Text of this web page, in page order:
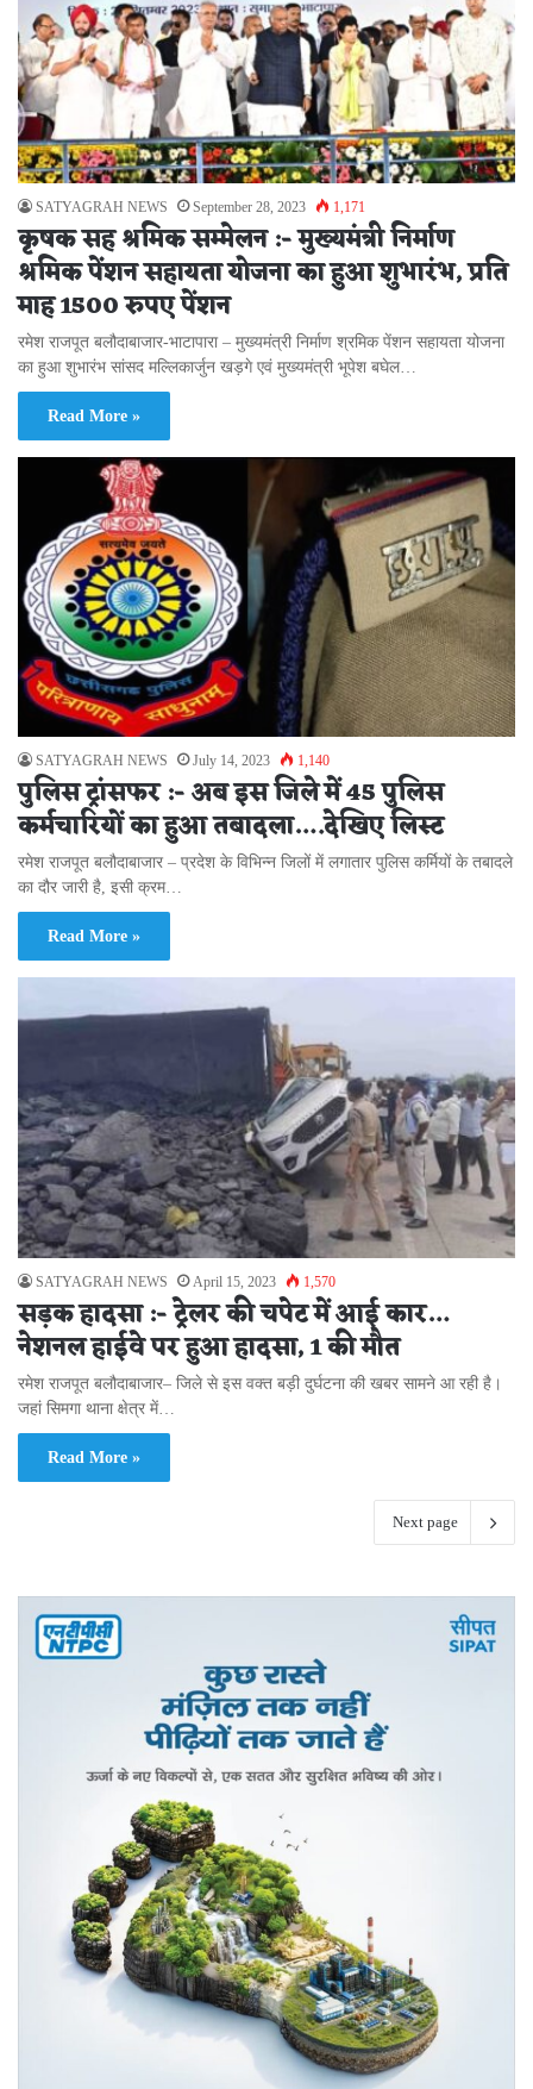
SATYAGRAH NEWS September 28, 2023 1,171
कृषक सह श्रमिक सम्मेलन :- मुख्यमंत्री निर्माण
श्रमिक पेंशन सहायता योजना का हुआ शुभारंभ, प्रति
माह 1500 रुपए पेंशन
रमेश राजपूत बलौदाबाजार-भाटापारा – मुख्यमंत्री निर्माण श्रमिक पेंशन सहायता योजना
का हुआ शुभारंभ सांसद मल्लिकार्जुन खड़गे एवं मुख्यमंत्री भूपेश बघेल…
Read More »
SATYAGRAH NEWS July 14, 2023 1,140
पुलिस ट्रांसफर :- अब इस जिले में 45 पुलिस
कर्मचारियों का हुआ तबादला….देखिए लिस्ट
रमेश राजपूत बलौदाबाजार – प्रदेश के विभिन्न जिलों में लगातार पुलिस कर्मियों के तबादले
का दौर जारी है, इसी क्रम…
Read More »
SATYAGRAH NEWS April 15, 2023 1,570
सड़क हादसा :- ट्रेलर की चपेट में आई कार…
नेशनल हाईवे पर हुआ हादसा, 1 की मौत
रमेश राजपूत बलौदाबाजार– जिले से इस वक्त बड़ी दुर्घटना की खबर सामने आ रही है।
जहां सिमगा थाना क्षेत्र में…
Read More »
Next page